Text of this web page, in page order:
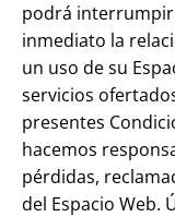
podrá interrumpir
inmediato la
un uso de su
servicios
presentes
hacemos
pérdidas,
del Espacio Web.